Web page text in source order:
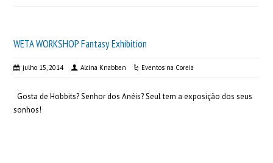
WETA WORKSHOP Fantasy Exhibition
julho 15, 2014 Alcina Knabben Eventos na Coreia
Gosta de Hobbits? Senhor dos Anéis? Seul tem a exposição dos seus
sonhos!